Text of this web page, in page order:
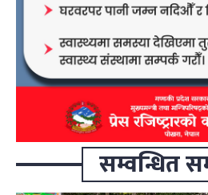
सम्वन्धित